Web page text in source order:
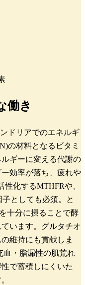
働き
ドリアでのエネルギ
の材料となるビタミ
ギーに変える代謝の
効率が落ち、疲れや
化するMTHFRや、
としても必須。と
十分に摂ることで酵
います。グルタチオ
維持にも貢献しま
血・脂漏性の肌荒れ
で蓄積しにくいた